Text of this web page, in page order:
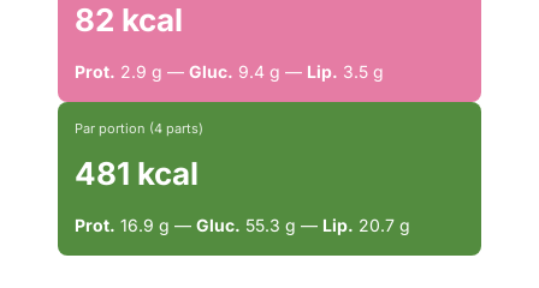
82 kcal
Prot. 2.9 g — Gluc. 9.4 g — Lip. 3.5 g
Par portion (4 parts)
481 kcal
Prot. 16.9 g — Gluc. 55.3 g — Lip. 20.7 g